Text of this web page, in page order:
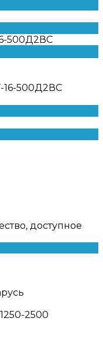
500Д2ВС
доступное
1250-2500